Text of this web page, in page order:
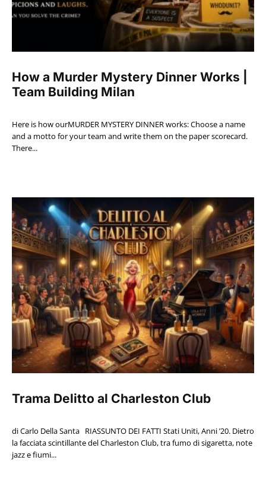
How a Murder Mystery Dinner Works |
Team Building Milan
Here is how ourMURDER MYSTERY DINNER works: Choose a name
and a motto for your team and write them on the paper scorecard.
There...
Trama Delitto al Charleston Club
di Carlo Della Santa RIASSUNTO DEI FATTI Stati Uniti, Anni ’20. Dietro
la facciata scintillante del Charleston Club, tra fumo di sigaretta, note
jazz e fiumi...